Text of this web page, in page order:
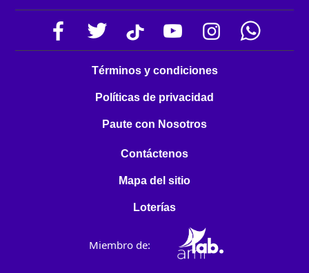
Términos y condiciones
Políticas de privacidad
Paute con Nosotros
Contáctenos
Mapa del sitio
Loterías
Miembro de: